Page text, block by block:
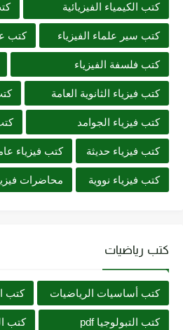
كتب الكيمياء الفيزيائية
كتب سير علماء الفيزياء كتب
كتب فلسفة الفيزياء
كتب فيزياء الثانوية العامة
كتب فيزياء الجوامد
كتب فيزياء حديثة كتب فيزياء
كتب فيزياء نووية محاضرات
كتب رياضيات
كتب أساسيات الرياضيات كتب
كتب التبولوجيا pdf كتب